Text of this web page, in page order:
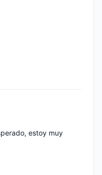
estoy muy